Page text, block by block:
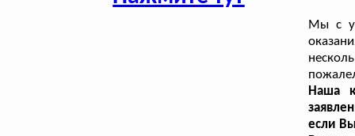
Мы с
Наша
если